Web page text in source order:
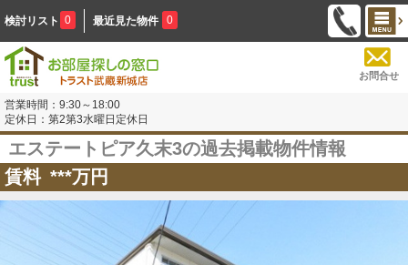
検討リスト 0 最近見た物件 0
お問合せ
営業時間：9:30～18:00
定休日：第2第3水曜日定休日
エステートピア久末3の過去掲載物件情報
賃料 ***万円